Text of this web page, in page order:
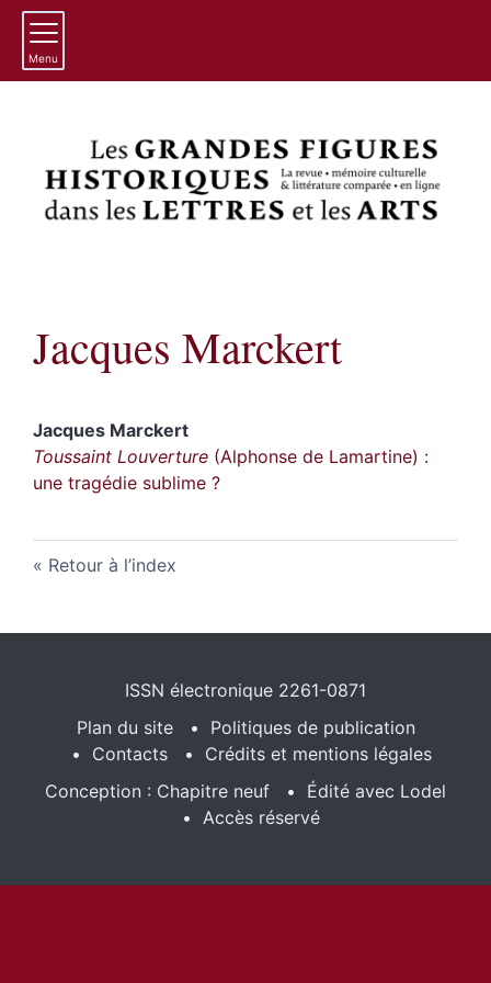
Menu
Jacques Marckert
Jacques Marckert
Toussaint Louverture (Alphonse de Lamartine) :
une tragédie sublime ?
Retour à l’index
ISSN électronique 2261-0871
Plan du site
Politiques de publication
Contacts
Crédits et mentions légales
Conception : Chapitre neuf
Édité avec Lodel
Accès réservé